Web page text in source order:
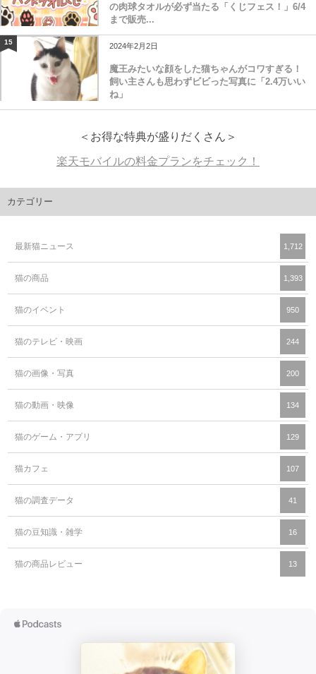
の肉球タオルが必ず当たる「くじフェス！」6/4
まで販売...
15 2024年2月2日
魔王みたいな顔をした猫ちゃんがコワすぎる！
飼い主さんも思わずビビった写真に「2.4万いい
ね」
＜お得な特典が盛りだくさん＞
楽天モバイルの料金プランをチェック！
カテゴリー
最新猫ニュース 1,712
猫の商品 1,393
猫のイベント 950
猫のテレビ・映画 244
猫の画像・写真 200
猫の動画・映像 134
猫のゲーム・アプリ 129
猫カフェ 107
猫の調査データ 41
猫の豆知識・雑学 16
猫の商品レビュー 13